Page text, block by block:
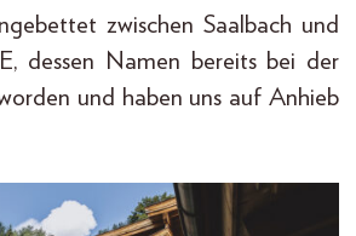
zwischen Saalbach und
dessen Namen bereits bei der
und haben uns auf Anhieb